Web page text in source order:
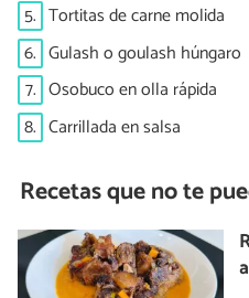
5. Tortitas de carne molida
6. Gulash o goulash húngaro
7. Osobuco en olla rápida
8. Carrillada en salsa
Recetas que no te